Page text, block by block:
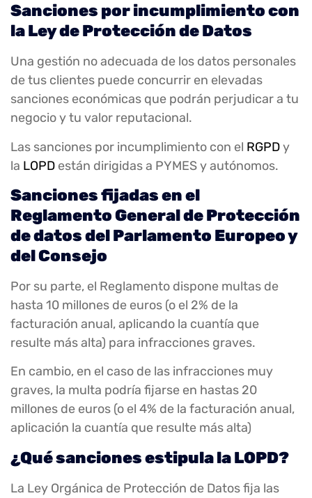
Sanciones por incumplimiento con
la Ley de Protección de Datos
Una gestión no adecuada de los datos personales
de tus clientes puede concurrir en elevadas
sanciones económicas que podrán perjudicar a tu
negocio y tu valor reputacional.
Las sanciones por incumplimiento con el RGPDy
la LOPD están dirigidas a PYMES y autónomos.
Sanciones fijadas en el
Reglamento General de Protección
de datos del Parlamento Europeo y
del Consejo
Por su parte, el Reglamento dispone multas de
hasta 10 millones de euros (o el 2% de la
facturación anual, aplicando la cuantía que
resulte más alta) para infracciones graves.
En cambio, en el caso de las infracciones muy
graves, la multa podría fijarse en hastas 20
millones de euros (o el 4% de la facturación anual,
aplicación la cuantía que resulte más alta)
¿Qué sanciones estipula la LOPD?
La Ley Orgánica de Protección de Datos fija las